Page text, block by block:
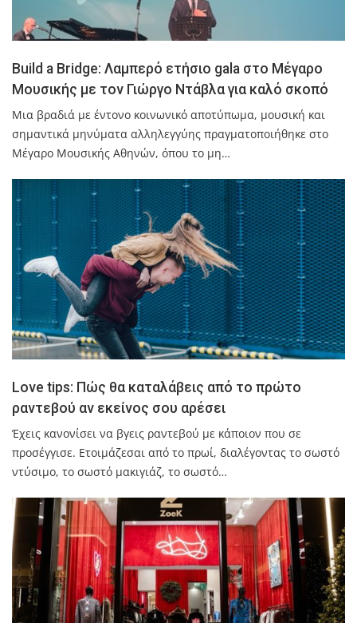
Build a Bridge: Λαμπερό ετήσιο gala στο Μέγαρο
Μουσικής με τον Γιώργο Ντάβλα για καλό σκοπό
Μια βραδιά με έντονο κοινωνικό αποτύπωμα, μουσική και
σημαντικά μηνύματα αλληλεγγύης πραγματοποιήθηκε στο
Μέγαρο Μουσικής Αθηνών, όπου το μη…
Love tips: Πώς θα καταλάβεις από το πρώτο
ραντεβού αν εκείνος σου αρέσει
Έχεις κανονίσει να βγεις ραντεβού με κάποιον που σε
προσέγγισε. Ετοιμάζεσαι από το πρωί, διαλέγοντας το σωστό
ντύσιμο, το σωστό μακιγιάζ, το σωστό…